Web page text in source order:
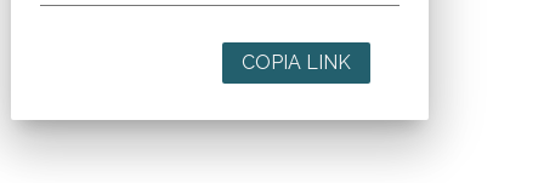
COPIA LINK